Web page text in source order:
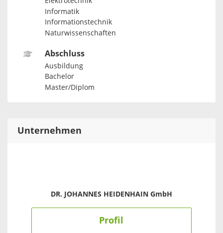
Informatik
Informationstechnik
Naturwissenschaften
Abschluss
Ausbildung
Bachelor
Master/Diplom
Unternehmen
DR. JOHANNES HEIDENHAIN GmbH
Profil